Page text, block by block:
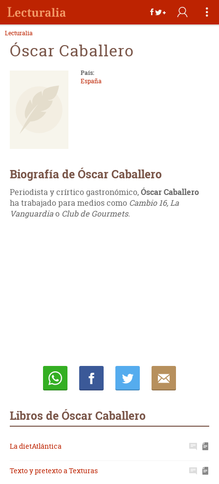
Lecturalia
Óscar Caballero
País:
España
Biografía de Óscar Caballero
Periodista y crírtico gastronómico,Óscar Caballero
ha trabajado para medios como Cambio 16, La
Vanguardiao Club de Gourmets.
Libros de Óscar Caballero
La dietAtlántica
Texto y pretexto a Texturas